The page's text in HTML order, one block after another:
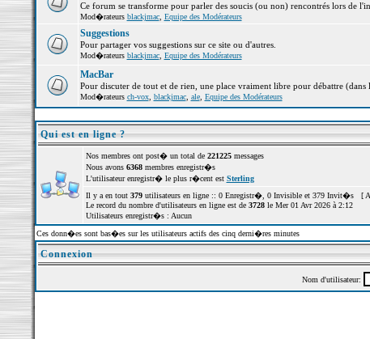
Ce forum se transforme pour parler des soucis (ou non) rencontrés lors de
Mod�rateurs blackjmac, Equipe des Modérateurs
Suggestions
Pour partager vos suggestions sur ce site ou d'autres.
Mod�rateurs blackjmac, Equipe des Modérateurs
MacBar
Pour discuter de tout et de rien, une place vraiment libre pour débattre (dans
Mod�rateurs ch-vox, blackjmac, ale, Equipe des Modérateurs
Qui est en ligne ?
Nos membres ont post� un total de 221225messages
Nous avons 6368membres enregistr�s
L'utilisateur enregistr� le plus r�cent est Sterling
Il y a en tout 379utilisateurs en ligne :: 0 Enregistr�, 0 Invisible et 379 Invit�s [
Le record du nombre d'utilisateurs en ligne est de 3728le Mer 01 Avr 2026 à 2:12
Utilisateurs enregistr�s : Aucun
Ces donn�es sont bas�es sur les utilisateurs actifs des cinq derni�res minutes
Connexion
Nom d'utilisateur: